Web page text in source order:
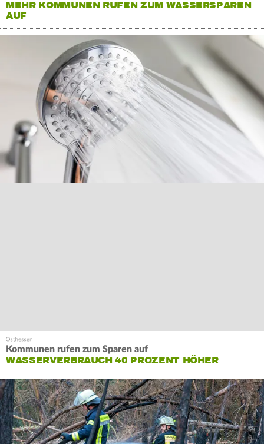
MEHR KOMMUNEN RUFEN ZUM WASSERSPAREN
AUF
Kommunen rufen zum Sparen auf
WASSERVERBRAUCH 40 PROZENT HÖHER